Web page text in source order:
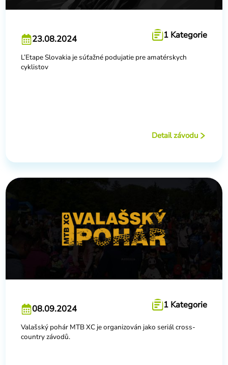
23.08.2024 1 Kategorie
L’Etape Slovakia je súťažné podujatie pre amatérskych
cyklistov
Detail závodu
08.09.2024 1 Kategorie
Valašský pohár MTB XC je organizován jako seriál cross-
country závodů.